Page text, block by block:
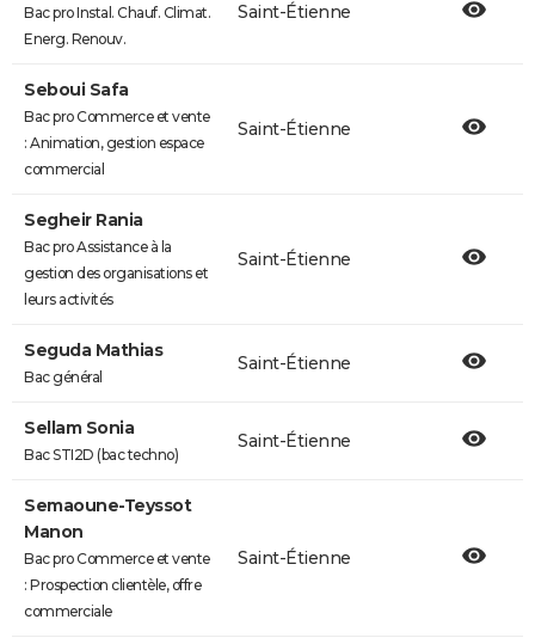
Bac pro Instal. Chauf. Climat.
Energ. Renouv.
Saint-Étienne
Seboui Safa
Bac pro Commerce et vente
: Animation, gestion espace
commercial
Saint-Étienne
Segheir Rania
Bac pro Assistance à la
gestion des organisations et
leurs activités
Saint-Étienne
Seguda Mathias
Bac général
Saint-Étienne
Sellam Sonia
Bac STI2D (bac techno)
Saint-Étienne
Semaoune-Teyssot
Manon
Bac pro Commerce et vente
: Prospection clientèle, offre
commerciale
Saint-Étienne